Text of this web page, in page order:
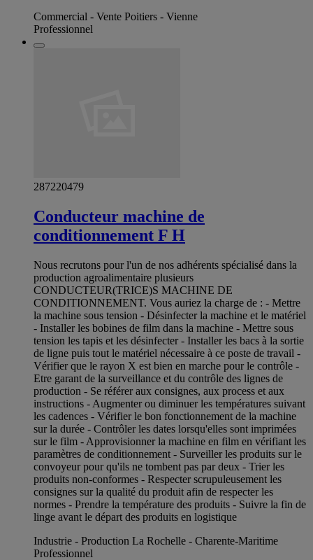
Commercial - Vente Poitiers - Vienne
Professionnel
287220479
Conducteur machine de
conditionnement F H
Nous recrutons pour l'un de nos adhérents spécialisé dans la
production agroalimentaire plusieurs
CONDUCTEUR(TRICE)S MACHINE DE
CONDITIONNEMENT. Vous auriez la charge de : - Mettre
la machine sous tension - Désinfecter la machine et le matériel
- Installer les bobines de film dans la machine - Mettre sous
tension les tapis et les désinfecter - Installer les bacs à la sortie
de ligne puis tout le matériel nécessaire à ce poste de travail -
Vérifier que le rayon X est bien en marche pour le contrôle -
Etre garant de la surveillance et du contrôle des lignes de
production - Se référer aux consignes, aux process et aux
instructions - Augmenter ou diminuer les températures suivant
les cadences - Vérifier le bon fonctionnement de la machine
sur la durée - Contrôler les dates lorsqu'elles sont imprimées
sur le film - Approvisionner la machine en film en vérifiant les
paramètres de conditionnement - Surveiller les produits sur le
convoyeur pour qu'ils ne tombent pas par deux - Trier les
produits non-conformes - Respecter scrupuleusement les
consignes sur la qualité du produit afin de respecter les
normes - Prendre la température des produits - Suivre la fin de
linge avant le départ des produits en logistique
Industrie - Production La Rochelle - Charente-Maritime
Professionnel